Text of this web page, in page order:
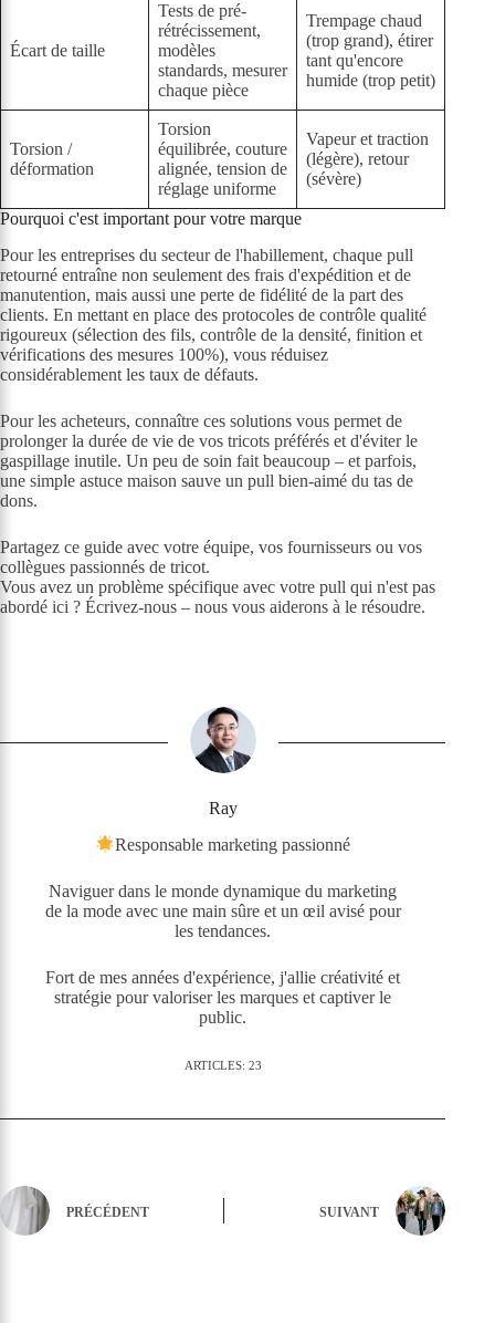
Écart de taille
Tests de pré-
rétrécissement,
modèles
standards, mesurer
chaque pièce
Trempage chaud
(trop grand), étirer
tant qu'encore
humide (trop petit)
Torsion /
déformation
Torsion
équilibrée, couture
alignée, tension de
réglage uniforme
Vapeur et traction
(légère), retour
(sévère)
Pourquoi c'est important pour votre marque
Pour les entreprises du secteur de l'habillement, chaque pull
retourné entraîne non seulement des frais d'expédition et de
manutention, mais aussi une perte de fidélité de la part des
clients. En mettant en place des protocoles de contrôle qualité
rigoureux (sélection des fils, contrôle de la densité, finition et
vérifications des mesures 100%), vous réduisez
considérablement les taux de défauts.
Pour les acheteurs, connaître ces solutions vous permet de
prolonger la durée de vie de vos tricots préférés et d'éviter le
gaspillage inutile. Un peu de soin fait beaucoup – et parfois,
une simple astuce maison sauve un pull bien-aimé du tas de
dons.
Partagez ce guide avec votre équipe, vos fournisseurs ou vos
collègues passionnés de tricot.
Vous avez un problème spécifique avec votre pull qui n'est pas
abordé ici ? Écrivez-nous – nous vous aiderons à le résoudre.
Ray
Responsable marketing passionné
Naviguer dans le monde dynamique du marketing
de la mode avec une main sûre et un œil avisé pour
les tendances.
Fort de mes années d'expérience, j'allie créativité et
stratégie pour valoriser les marques et captiver le
public.
ARTICLES: 23
PRÉCÉDENT SUIVANT